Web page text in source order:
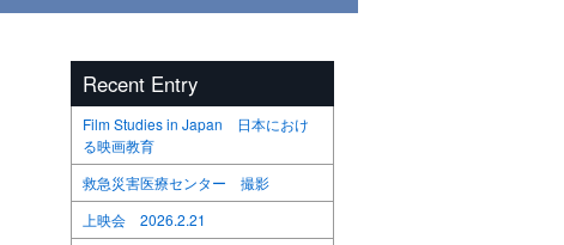
Recent Entry
Film Studies in Japan 日本におけ
る映画教育
救急災害医療センター 撮影
上映会 2026.2.21